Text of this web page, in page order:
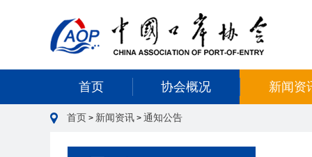
首页 协会概况 新闻资
首页 > 新闻资讯 > 通知公告